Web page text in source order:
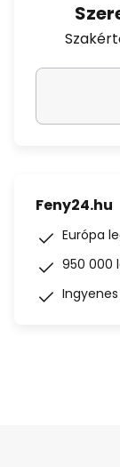
Feny24.hu
Európa
950 000